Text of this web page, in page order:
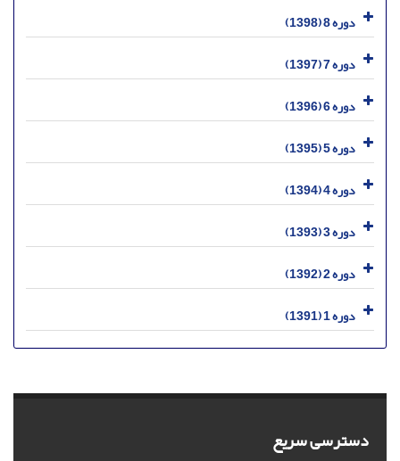
دوره 8 (1398)
دوره 7 (1397)
دوره 6 (1396)
دوره 5 (1395)
دوره 4 (1394)
دوره 3 (1393)
دوره 2 (1392)
دوره 1 (1391)
دسترسی سریع